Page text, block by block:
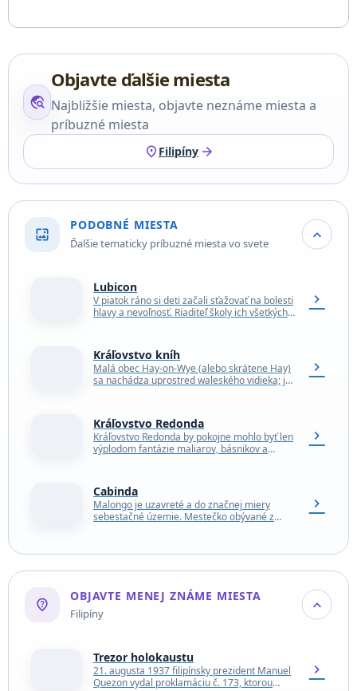
travel_explore
Objavte ďalšie miesta
Najbližšie miesta, objavte neznáme miesta a
príbuzné miesta
location_on Filipíny arrow_forward
wallpaper
PODOBNÉ MIESTA
Ďalšie tematicky príbuzné miesta vo svete expand_more
Lubicon
V piatok ráno si deti začali sťažovať na bolesti
hlavy a nevoľnosť. Riaditeľ školy ich všetkých
chevron_right
Kráľovstvo kníh
Malá obec Hay-on-Wye (alebo skrátene Hay)
sa nachádza uprostred waleského vidieka; je
chevron_right
Kráľovstvo Redonda
Kráľovstvo Redonda by pokojne mohlo byť len
výplodom fantázie maliarov, básnikov a
chevron_right
Cabinda
Malongo je uzavreté a do značnej miery
sebestačné územie. Mestečko obývané z
chevron_right
not_listed_location
OBJAVTE MENEJ ZNÁME MIESTA
Filipíny expand_more
Trezor holokaustu
21. augusta 1937 filipínsky prezident Manuel
Quezon vydal proklamáciu č. 173, ktorou
chevron_right